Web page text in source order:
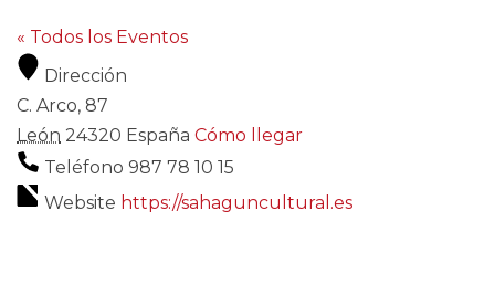
« Todos los Eventos
Dirección
C. Arco, 87
León 24320 España Cómo llegar
Teléfono 987 78 10 15
Website https://sahaguncultural.es